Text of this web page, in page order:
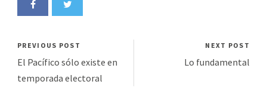
PREVIOUS POST
El Pacífico sólo existe en
temporada electoral
NEXT POST
Lo fundamental